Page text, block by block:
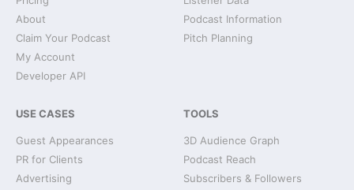
About
Claim Your Podcast
My Account
Developer API
Podcast Information
Pitch Planning
USE CASES
Guest Appearances
PR for Clients
Advertising
TOOLS
3D Audience Graph
Podcast Reach
Subscribers & Followers